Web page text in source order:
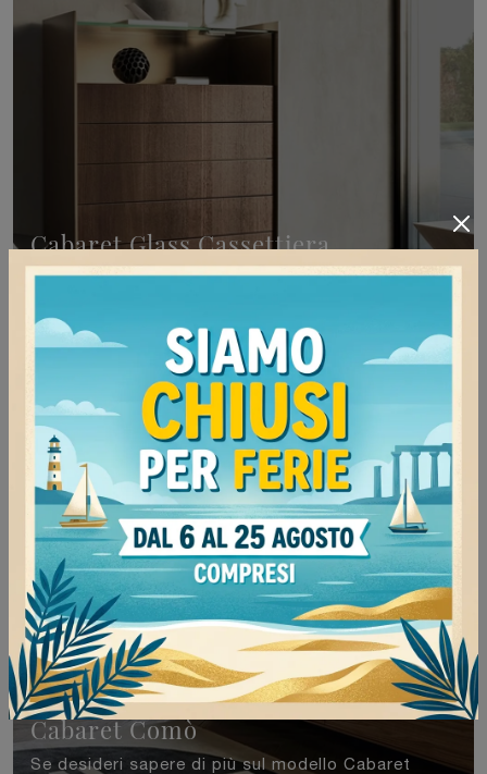
Cabaret Glass Cassettiera
Scopri Comodini design e cassettiere
costruito in legno è il miglior acquisto.
Cabaret Comò
Se desideri sapere di più sul modello Cabaret